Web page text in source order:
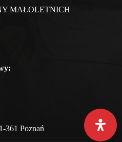
MAŁOLETNICH
361 Poznań